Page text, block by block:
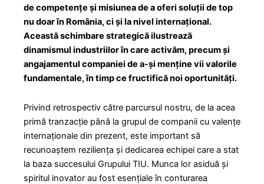
de competențe și misiunea de a oferi soluții de top
nu doar în România, ci și la nivel internațional.
Această schimbare strategică ilustrează
dinamismul industriilor în care activăm, precum și
angajamentul companiei de a-și menține vii valorile
fundamentale, în timp ce fructifică noi oportunități.
Privind retrospectiv către parcursul nostru, de la acea
primă tranzacție până la grupul de companii cu valențe
internaționale din prezent, este important să
recunoaștem reziliența și dedicarea echipei care a stat
la baza succesului Grupului TIU. Munca lor asiduă și
spiritul inovator au fost esențiale în conturarea